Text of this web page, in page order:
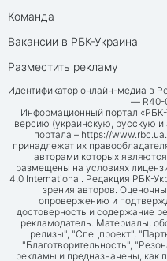
Команда
Вакансии в РБК-Украина
Разместить рекламу
Идентификатор онлайн-медиа в
— R40-
Информационный портал
версию (украинскую, русскую и
портала – https://www.rbc.ua
принадлежат их
авторами которых
размещены на условиях
4.0 International. Редакция РБК-
зрения авторов.
опровержению и
достоверность и содержание
рекламодатель. Материалы,
релизы", "Спецпроект",
"Благотворительность",
рекламы и предназначены, как